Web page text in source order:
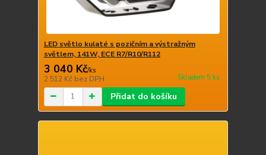
LED světlo kulaté s pozičním a výstražným
světlem, 141W, ECE R7/R10/R112
3 040 Kč/ks
2 512 Kč bez DPH Skladem 5 ks
Přidat do košíku